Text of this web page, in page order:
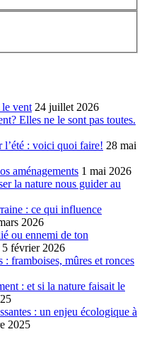
vent 24 juillet 2026
Elles ne le sont pas toutes.
l’été : voici quoi faire! 28 mai
aménagements 1 mai 2026
la nature nous guider au
: ce qui influence
2026
ou ennemi de ton
5 février 2026
framboises, mûres et ronces
: et si la nature faisait le
: un enjeu écologique à
2025